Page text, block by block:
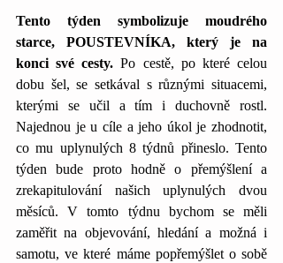
Tento týden symbolizuje moudrého
starce, POUSTEVNÍKA, který je na
konci své cesty. Po cestě, po které celou
dobu šel, se setkával s různými situacemi,
kterými se učil a tím i duchovně rostl.
Najednou je u cíle a jeho úkol je zhodnotit,
co mu uplynulých 8 týdnů přineslo. Tento
týden bude proto hodně o přemýšlení a
zrekapitulování našich uplynulých dvou
měsíců. V tomto týdnu bychom se měli
zaměřit na objevování, hledání a možná i
samotu, ve které máme popřemýšlet o sobě